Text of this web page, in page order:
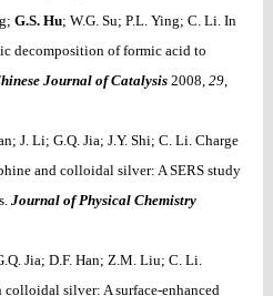
G.S. Hu; W.G. Su; P.L. Ying; C. Li. In
decomposition of formic acid to
Journal of Catalysis 2008, 29,
J. Li; G.Q. Jia; J.Y. Shi; C. Li. Charge
and colloidal silver: A SERS study
Journal of Physical Chemistry
Jia; D.F. Han; Z.M. Liu; C. Li.
silver: A surface-enhanced